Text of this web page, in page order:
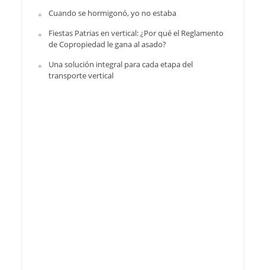
Cuando se hormigonó, yo no estaba
Fiestas Patrias en vertical: ¿Por qué el Reglamento
de Copropiedad le gana al asado?
Una solución integral para cada etapa del
transporte vertical